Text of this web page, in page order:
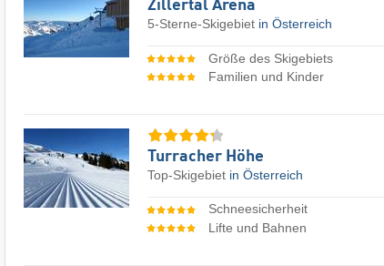
Zillertal Arena
5-Sterne-Skigebiet in Österreich
Größe des Skigebiets
Familien und Kinder
Turracher Höhe
Top-Skigebiet in Österreich
Schneesicherheit
Lifte und Bahnen